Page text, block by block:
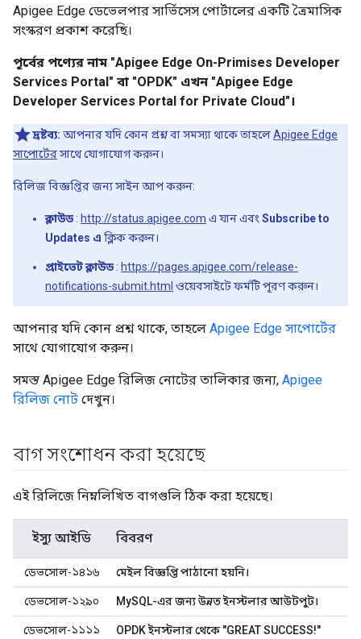
Apigee Edge ডেভেলপার সার্ভিসেস পোর্টালের একটি ত্রৈমাসিক
সংস্করণ প্রকাশ করেছি।
পূর্বের পণ্যের নাম "Apigee Edge On-Primises Developer
Services Portal" বা "OPDK" এখন "Apigee Edge
Developer Services Portal for Private Cloud"।
দ্রষ্টব্য: আপনার যদি কোন প্রশ্ন বা সমস্যা থাকে তাহলেApigee Edge
সাপোর্টেরসাথে যোগাযোগ করুন।
রিলিজ বিজ্ঞপ্তির জন্য সাইন আপ করুন:
ক্লাউড : http://status.apigee.com এ যান এবং Subscribe to
Updates এ ক্লিক করুন।
প্রাইভেট ক্লাউড : https://pages.apigee.com/release-
notifications-submit.html ওয়েবসাইটে ফর্মটি পূরণ করুন।
আপনার যদি কোন প্রশ্ন থাকে, তাহলে Apigee Edge সাপোর্টের
সাথে যোগাযোগ করুন।
সমস্ত Apigee Edge রিলিজ নোটের তালিকার জন্য, Apigee
রিলিজ নোট দেখুন।
বাগ সংশোধন করা হয়েছে
এই রিলিজে নিম্নলিখিত বাগগুলি ঠিক করা হয়েছে।
ইস্যু আইডি বিবরণ
ডেভসোল-১৪১৬ মেইল বিজ্ঞপ্তি পাঠানো হয়নি।
ডেভসোল-১২৯০ MySQL-এর জন্য উন্নত ইনস্টলার আউটপুট।
ডেভসোল-১১১১
OPDK ইনস্টলার থেকে "GREAT SUCCESS!"